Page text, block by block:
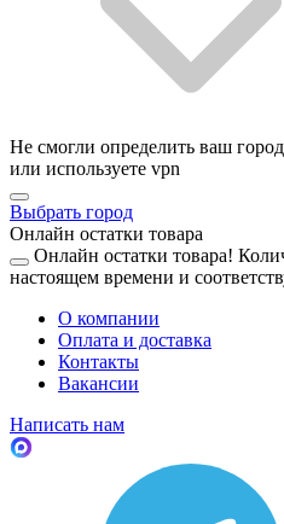
Не смогли определить ваш
или используете vpn
Выбрать город
Онлайн остатки товара
Онлайн остатки товара!
настоящем времени и
О компании
Оплата и доставка
Контакты
Вакансии
Написать нам